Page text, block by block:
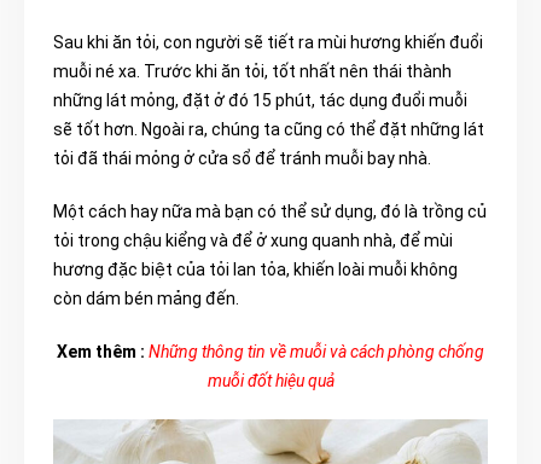
Sau khi ăn tỏi, con người sẽ tiết ra mùi hương khiến đuổi
muỗi né xa. Trước khi ăn tỏi, tốt nhất nên thái thành
những lát mỏng, đặt ở đó 15 phút, tác dụng đuổi muỗi
sẽ tốt hơn. Ngoài ra, chúng ta cũng có thể đặt những lát
tỏi đã thái mỏng ở cửa sổ để tránh muỗi bay nhà.
Một cách hay nữa mà bạn có thể sử dụng, đó là trồng củ
tỏi trong chậu kiểng và để ở xung quanh nhà, để mùi
hương đặc biệt của tỏi lan tỏa, khiến loài muỗi không
còn dám bén mảng đến.
Xem thêm : Những thông tin về muỗi và cách phòng chống
muỗi đốt hiệu quả